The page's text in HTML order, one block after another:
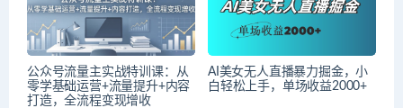
公众号流量主实战特训课：从
零学基础运营+流量提升+内容
打造，全流程变现增收
AI美女无人直播暴力掘金，小
白轻松上手，单场收益2000+